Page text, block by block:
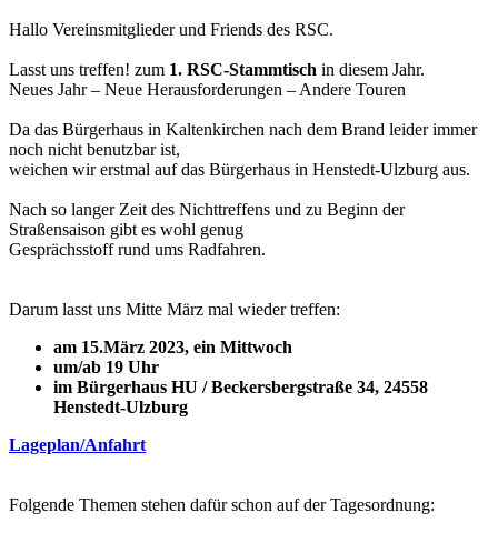
Hallo Vereinsmitglieder und Friends des RSC.
Lasst uns treffen! zum 1. RSC-Stammtisch in diesem Jahr.
Neues Jahr – Neue Herausforderungen – Andere Touren
Da das Bürgerhaus in Kaltenkirchen nach dem Brand leider immer
noch nicht benutzbar ist,
weichen wir erstmal auf das Bürgerhaus in Henstedt-Ulzburg aus.
Nach so langer Zeit des Nichttreffens und zu Beginn der
Straßensaison gibt es wohl genug
Gesprächsstoff rund ums Radfahren.
Darum lasst uns Mitte März mal wieder treffen:
am 15.März 2023, ein Mittwoch
um/ab 19 Uhr
im Bürgerhaus HU / Beckersbergstraße 34, 24558
Henstedt-Ulzburg
Lageplan/Anfahrt
Folgende Themen stehen dafür schon auf der Tagesordnung: